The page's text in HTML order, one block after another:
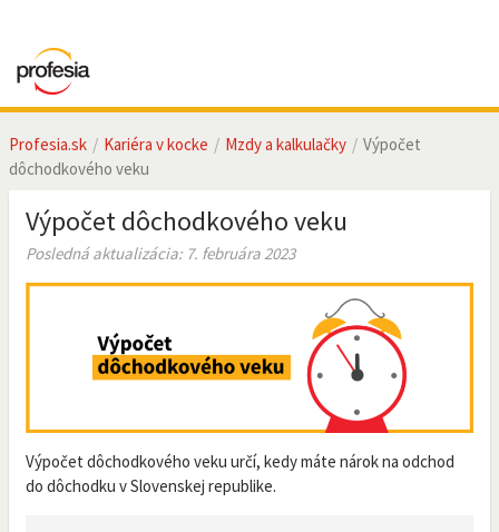
Profesia.sk Kariéra v kocke Mzdy a kalkulačky
Výpočet
dôchodkového veku
Výpočet dôchodkového veku
Posledná aktualizácia: 7. februára 2023
Výpočet dôchodkového veku určí, kedy máte nárok na odchod
do dôchodku v Slovenskej republike.